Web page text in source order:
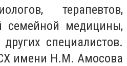
терапевтов,
семейной медицины,
специалистов.
имени Н.М. Амосова